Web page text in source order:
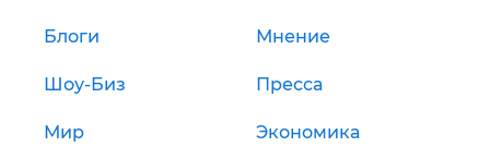
Блоги Мнение
Шоу-Биз Пресса
Мир Экономика